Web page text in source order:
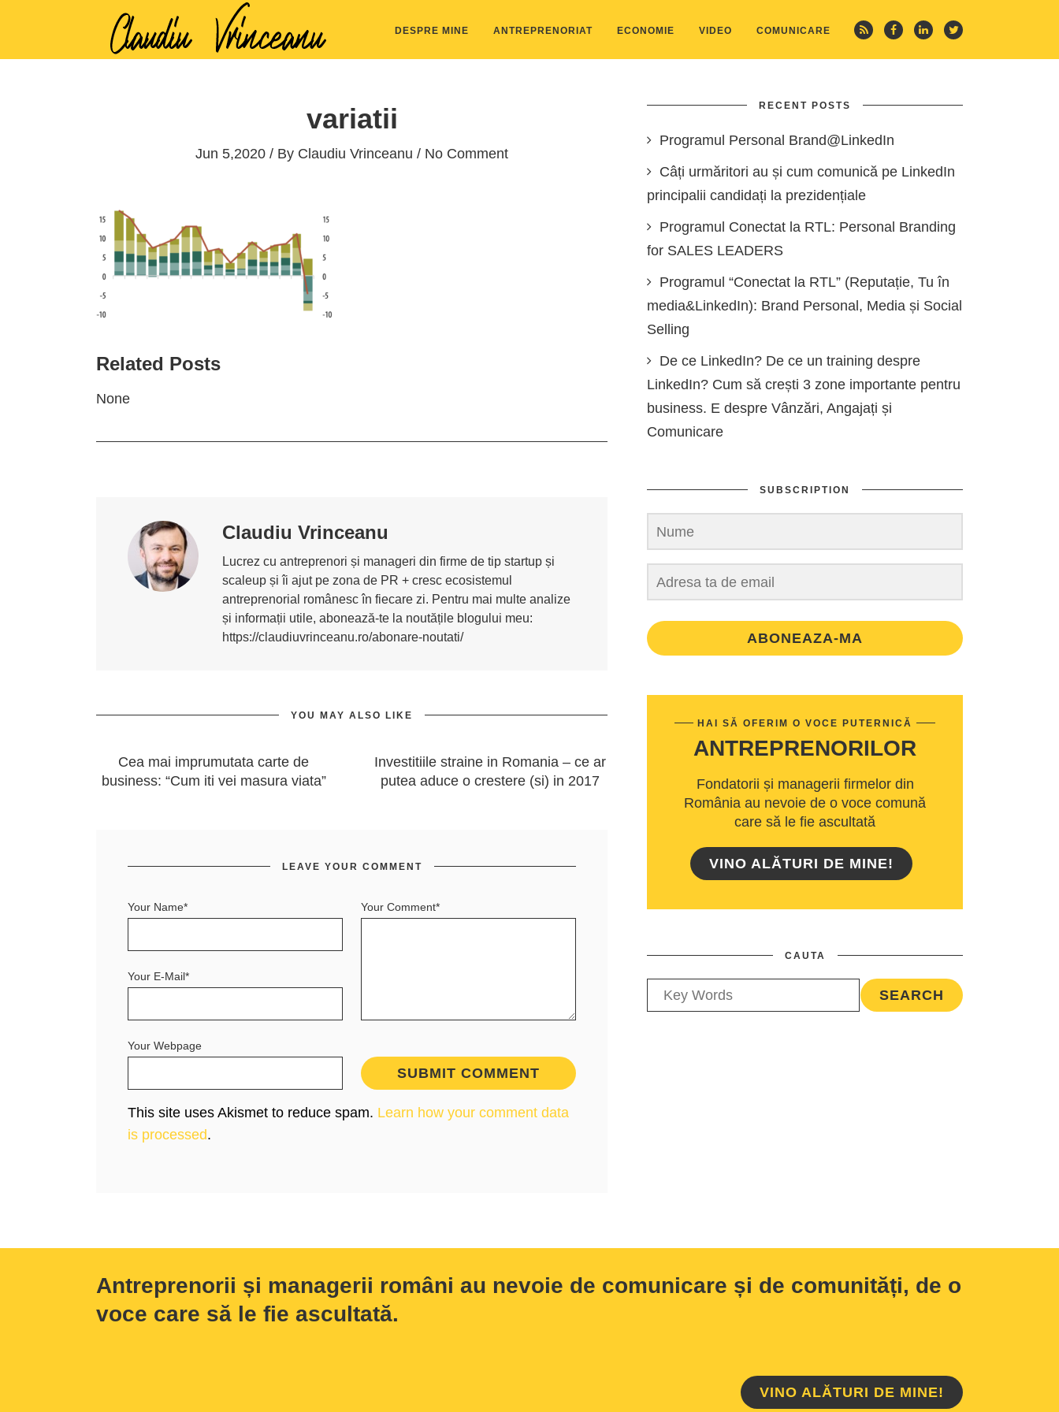
DESPRE MINE ANTREPRENORIAT ECONOMIE VIDEO COMUNICARE
variatii
Jun 5,2020 / By Claudiu Vrinceanu / No Comment
Related Posts
None
Claudiu Vrinceanu
Lucrez cu antreprenori și manageri din firme de tip startup și
scaleup și îi ajut pe zona de PR + cresc ecosistemul
antreprenorial românesc în fiecare zi. Pentru mai multe analize
și informații utile, abonează-te la noutățile blogului meu:
https://claudiuvrinceanu.ro/abonare-noutati/
YOU MAY ALSO LIKE
Cea mai imprumutata carte de
business: “Cum iti vei masura viata”
Investitiile straine in Romania – ce ar
putea aduce o crestere (si) in 2017
LEAVE YOUR COMMENT
Your Comment*
Your Name*
Your E-Mail*
Your Webpage
This site uses Akismet to reduce spam. Learn how your comment data
is processed.
RECENT POSTS
Programul Personal Brand@LinkedIn
Câți urmăritori au și cum comunică pe LinkedIn
principalii candidați la prezidențiale
Programul Conectat la RTL: Personal Branding
for SALES LEADERS
Programul “Conectat la RTL” (Reputație, Tu în
media&LinkedIn): Brand Personal, Media și Social
Selling
De ce LinkedIn? De ce un training despre
LinkedIn? Cum să crești 3 zone importante pentru
business. E despre Vânzări, Angajați și
Comunicare
SUBSCRIPTION
ABONEAZA-MA
HAI SĂ OFERIM O VOCE PUTERNICĂ
ANTREPRENORILOR
Fondatorii și managerii firmelor din
România au nevoie de o voce comună
care să le fie ascultată
VINO ALĂTURI DE MINE!
CAUTA
Antreprenorii și managerii români au nevoie de comunicare și de comunități, de o
voce care să le fie ascultată.
VINO ALĂTURI DE MINE!